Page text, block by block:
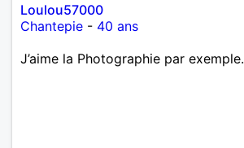
Loulou57000
Chantepie - 40 ans
J’aime la Photographie par exemple.